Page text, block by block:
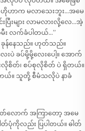
ဟိုဟာက မလာသေးဘူး…အမေ
ပြီးများ လာမလားလို့လေ…အဲ့
း လက်ခံပါတယ်…”
ခုန်နေသည်။ ဟုတ်သည်။
ပဲ ခပ်မို့မို့လေးပေါ့။ အောက်
းလိုစိတ်၊ စပ်စုလိုစိတ် ပဲ ရှိတယ်။
ျတယ်။ သူတို့ စီမံသလိုပဲ နာခံ
လောက် အကြာတော့ အမေ
ကိုလည်း ပြပါတယ်။ ဓါတ်